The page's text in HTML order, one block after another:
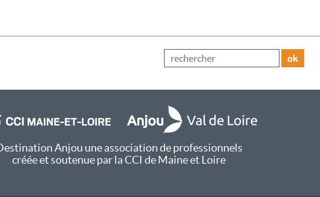
ok
Anjou une association de professionnels
créée et soutenue par la CCI de Maine et Loire